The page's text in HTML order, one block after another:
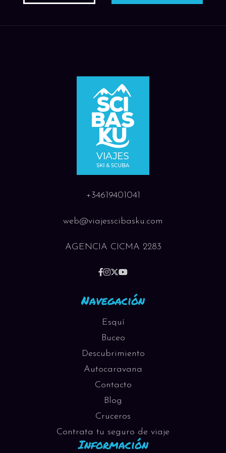
+34619401041
web@viajesscibasku.com
AGENCIA CICMA 2283
Navegación
Esquí
Buceo
Descubrimiento
Autocaravana
Contacto
Blog
Cruceros
Contrata tu seguro de viaje
Información